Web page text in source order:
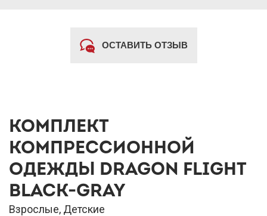
ОСТАВИТЬ ОТЗЫВ
КОМПЛЕКТ
КОМПРЕССИОННОЙ
ОДЕЖДЫ DRAGON FLIGHT
BLACK-GRAY
Взрослые, Детские